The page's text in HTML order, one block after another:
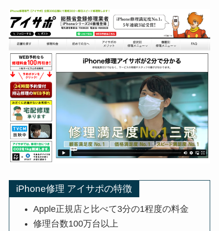
iPhone修理 アイサポの特徴
Apple正規店と比べて3分の1程度の料金
修理台数100万台以上